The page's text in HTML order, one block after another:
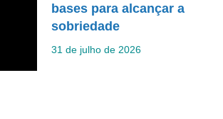
bases para alcançar a
sobriedade
31 de julho de 2026